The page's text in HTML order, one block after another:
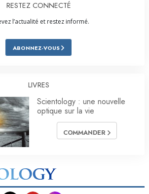
RESTEZ CONNECTÉ
l’actualité et restez informé.
ABONNEZ-VOUS
LIVRES
Scientology : une nouvelle
optique sur la vie
COMMANDER